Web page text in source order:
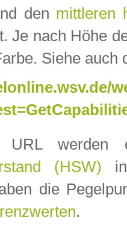
den mittleren
Je nach Höhe
Siehe auch
URL
(HSW)
die
.